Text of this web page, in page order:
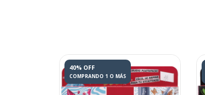
40% OFF
COMPRANDO 1 O MÁS